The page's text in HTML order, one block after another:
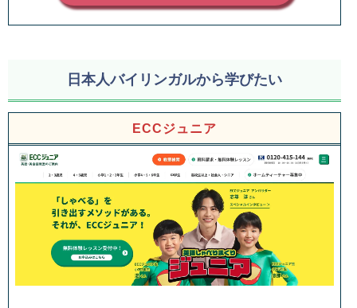
日本人バイリンガルから学びたい
ECCジュニア